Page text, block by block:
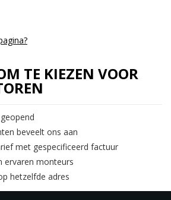
TE KIEZEN VOOR
beveelt ons aan
met gespecificeerd factuur
ervaren monteurs
hetzelfde adres